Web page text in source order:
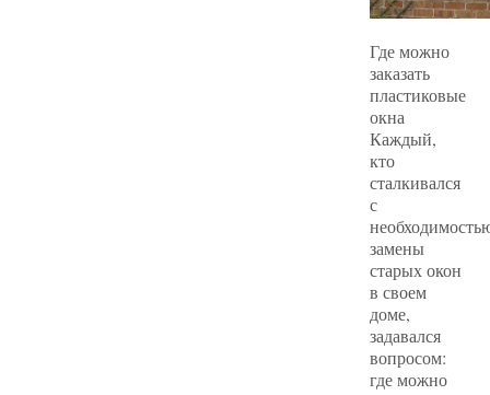
Где можно
заказать
пластиковые
окна
Каждый,
кто
сталкивался
с
замены
старых окон
в своем
доме,
задавался
вопросом:
где можно